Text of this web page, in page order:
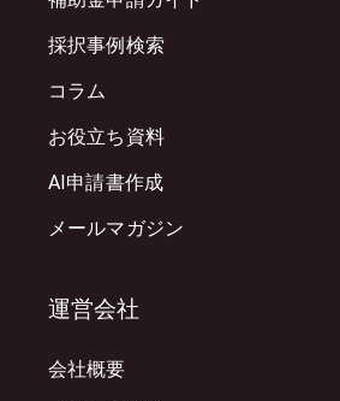
採択事例検索
コラム
お役立ち資料
AI申請書作成
メールマガジン
運営会社
会社概要